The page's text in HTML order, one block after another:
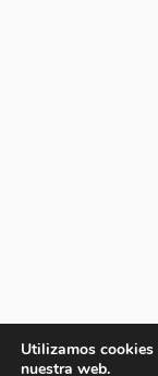
Utilizamos
nuestra web.